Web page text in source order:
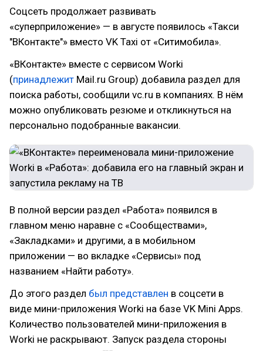
Соцсеть продолжает развивать
«суперприложение» — в августе появилось «Такси
"ВКонтакте"» вместо VK Taxi от «Ситимобила».
«ВКонтакте» вместе с сервисом Worki
(принадлежит Mail.ru Group) добавила раздел для
поиска работы, сообщили vc.ru в компаниях. В нём
можно опубликовать резюме и откликнуться на
персонально подобранные вакансии.
В полной версии раздел «Работа» появился в
главном меню наравне с «Сообществами»,
«Закладками» и другими, а в мобильном
приложении — во вкладке «Сервисы» под
названием «Найти работу».
До этого раздел был представлен в соцсети в
виде мини-приложения Worki на базе VK Mini Apps.
Количество пользователей мини-приложения в
Worki не раскрывают. Запуск раздела стороны